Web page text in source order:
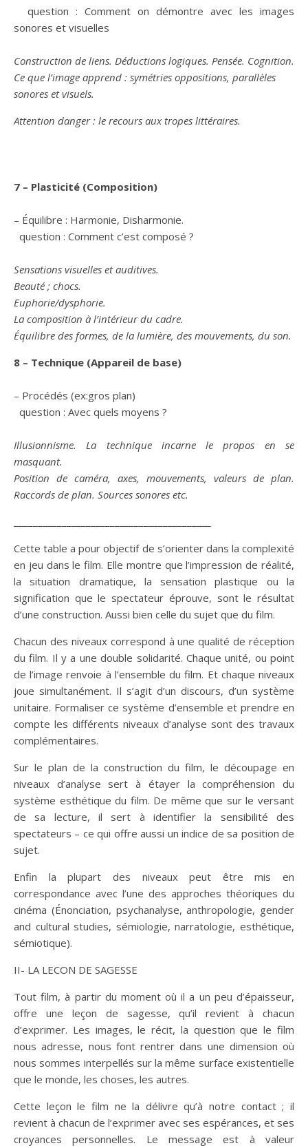
question : Comment on démontre avec les images
sonores et visuelles
Construction de liens. Déductions logiques. Pensée. Cognition.
Ce que l’image apprend : symétries oppositions, parallèles
sonores et visuels.
Attention danger : le recours aux tropes littéraires.
7 – Plasticité (Composition)
– Équilibre : Harmonie, Disharmonie.
question : Comment c’est composé ?
Sensations visuelles et auditives.
Beauté ; chocs.
Euphorie/dysphorie.
La composition à l’intérieur du cadre.
Équilibre des formes, de la lumière, des mouvements, du son.
8 – Technique (Appareil de base)
– Procédés (ex:gros plan)
question : Avec quels moyens ?
Illusionnisme. La technique incarne le propos en se
masquant.
Position de caméra, axes, mouvements, valeurs de plan.
Raccords de plan. Sources sonores etc.
Cette table a pour objectif de s’orienter dans la complexité
en jeu dans le film. Elle montre que l’impression de réalité,
la situation dramatique, la sensation plastique ou la
signification que le spectateur éprouve, sont le résultat
d’une construction. Aussi bien celle du sujet que du film.
Chacun des niveaux correspond à une qualité de réception
du film. Il y a une double solidarité. Chaque unité, ou point
de l’image renvoie à l’ensemble du film. Et chaque niveaux
joue simultanément. Il s’agit d’un discours, d’un système
unitaire. Formaliser ce système d’ensemble et prendre en
compte les différents niveaux d’analyse sont des travaux
complémentaires.
Sur le plan de la construction du film, le découpage en
niveaux d’analyse sert à étayer la compréhension du
système esthétique du film. De même que sur le versant
de sa lecture, il sert à identifier la sensibilité des
spectateurs – ce qui offre aussi un indice de sa position de
sujet.
Enfin la plupart des niveaux peut être mis en
correspondance avec l’une des approches théoriques du
cinéma (Énonciation, psychanalyse, anthropologie, gender
and cultural studies, sémiologie, narratologie, esthétique,
sémiotique).
II- LA LECON DE SAGESSE
Tout film, à partir du moment où il a un peu d’épaisseur,
offre une leçon de sagesse, qu’il revient à chacun
d’exprimer. Les images, le récit, la question que le film
nous adresse, nous font rentrer dans une dimension où
nous sommes interpellés sur la même surface existentielle
que le monde, les choses, les autres.
Cette leçon le film ne la délivre qu’à notre contact ; il
revient à chacun de l’exprimer avec ses espérances, et ses
croyances personnelles. Le message est à valeur